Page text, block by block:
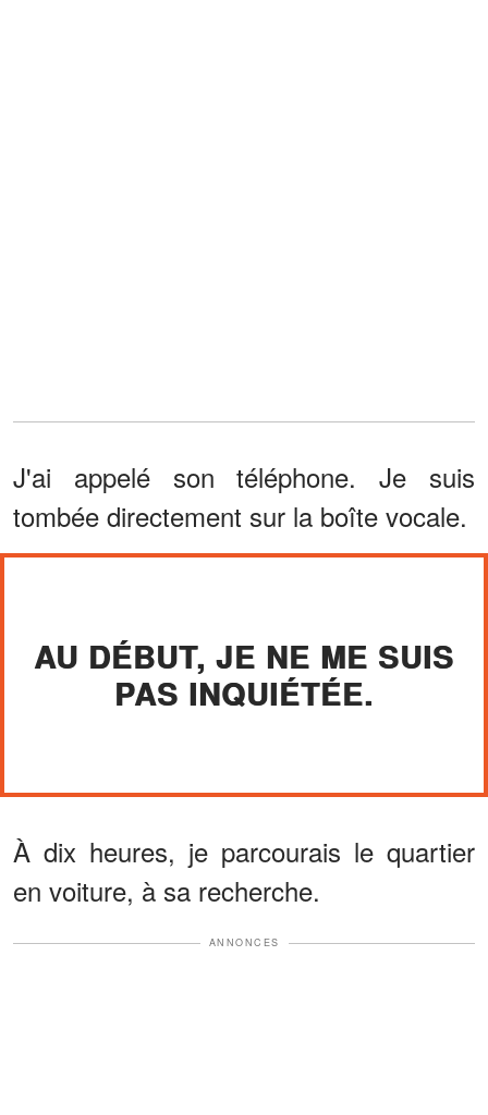
J'ai appelé son téléphone. Je suis
tombée directement sur la boîte vocale.
AU DÉBUT, JE NE ME SUIS
PAS INQUIÉTÉE.
À dix heures, je parcourais le quartier
en voiture, à sa recherche.
ANNONCES